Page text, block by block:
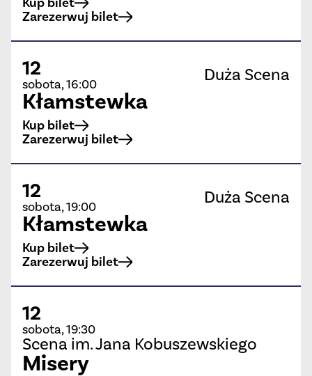
Zarezerwuj bilet
12
sobota, 16:00
Kłamstewka
Duża Scena
Kup bilet
Zarezerwuj bilet
12
sobota, 19:00
Kłamstewka
Duża Scena
Kup bilet
Zarezerwuj bilet
12
sobota, 19:30
Misery
Scena im. Jana Kobuszewskiego